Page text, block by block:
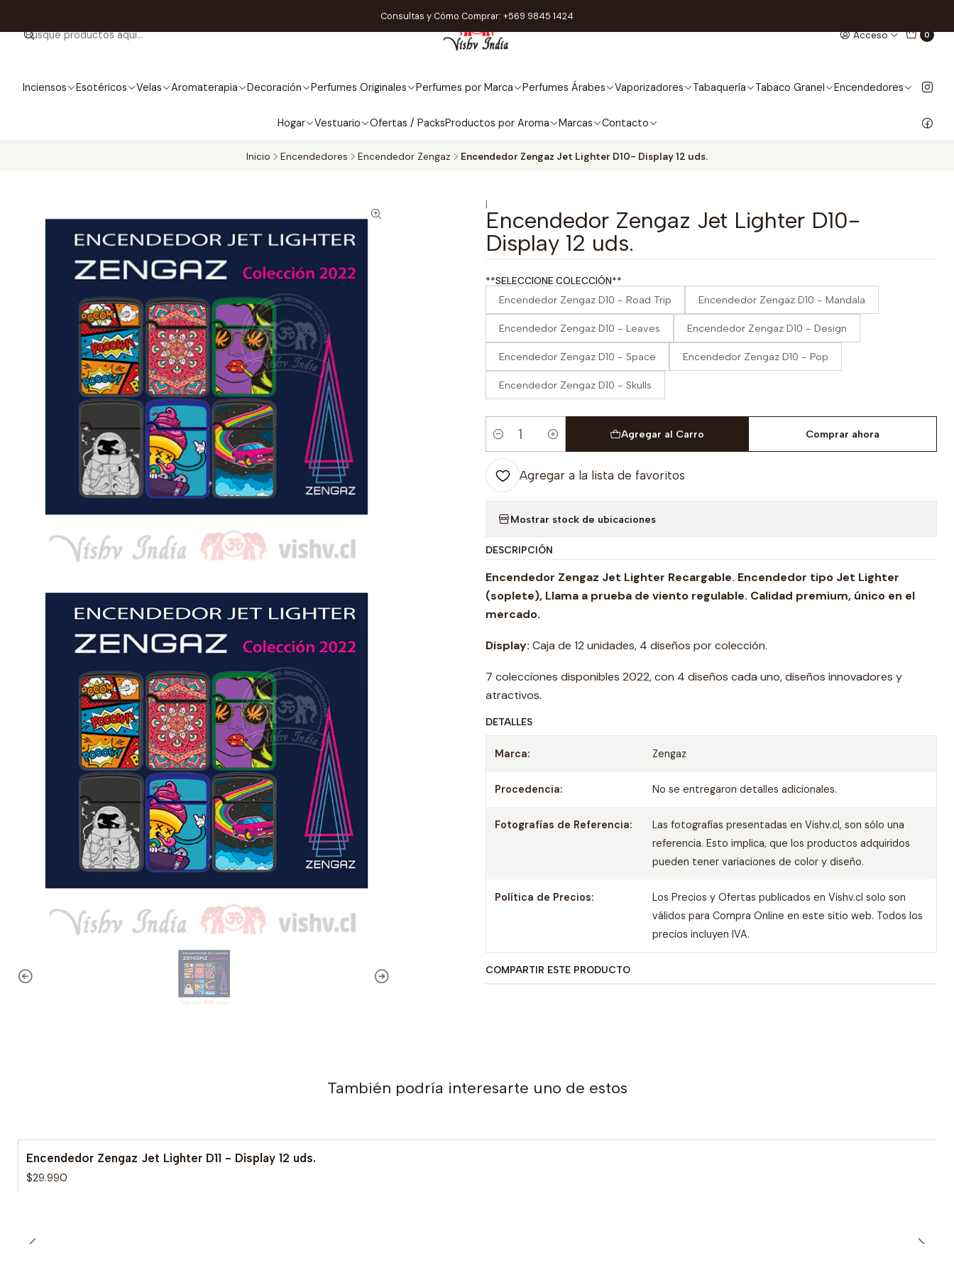
Acceso 0
Inciensos Esotéricos Velas Aromaterapia Decoración Perfumes Originales Perfumes por Marca Perfumes Árabes Vaporizadores Tabaquería Tabaco Granel Encendedores
Hogar Vestuario Ofertas / PacksProductos por Aroma Marcas Contacto
Consultas y Cómo Comprar: +569 9845 1424
Inicio Encendedores Encendedor Zengaz Encendedor Zengaz Jet Lighter D10- Display 12 uds.
|
Encendedor Zengaz Jet Lighter D10-
Display 12 uds.
**SELECCIONE COLECCIÓN**
Encendedor Zengaz D10 - Road Trip Encendedor Zengaz D10 - Mandala
Encendedor Zengaz D10 - Leaves Encendedor Zengaz D10 - Design
Encendedor Zengaz D10 - Space Encendedor Zengaz D10 - Pop
Encendedor Zengaz D10 - Skulls
Cantidad
Agregar al Carro Comprar ahora
Agregar a la lista de favoritos
Mostrar stock de ubicaciones
DESCRIPCIÓN
Encendedor Zengaz Jet Lighter Recargable. Encendedor tipo Jet Lighter
(soplete), Llama a prueba de viento regulable. Calidad premium, único en el
mercado.
Display: Caja de 12 unidades, 4 diseños por colección.
7 colecciones disponibles 2022, con 4 diseños cada uno, diseños innovadores y
atractivos.
DETALLES
Marca: Zengaz
Procedencia: No se entregaron detalles adicionales.
Fotografías de Referencia:
Las fotografías presentadas en Vishv.cl, son sólo una
referencia. Esto implica, que los productos adquiridos
pueden tener variaciones de color y diseño.
Política de Precios:
Los Precios y Ofertas publicados en Vishv.cl solo son
válidos para Compra Online en este sitio web. Todos los
precios incluyen IVA.
COMPARTIR ESTE PRODUCTO
También podría interesarte uno de estos
Encendedor Zengaz Jet Lighter D11 - Display 12 uds.
$29.990